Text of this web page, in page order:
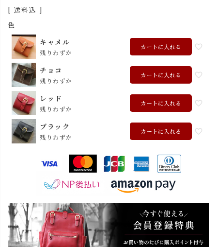
送料込
色
キャメル
残りわずか
カートに入れる
チョコ
残りわずか
カートに入れる
レッド
残りわずか
カートに入れる
ブラック
残りわずか
カートに入れる